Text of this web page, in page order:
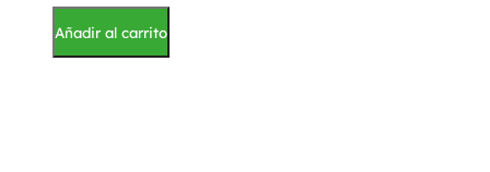
Añadir al carrito